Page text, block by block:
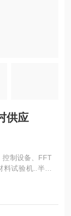
供应
控制设备、FFT
试验机..半导
用砝码，可以